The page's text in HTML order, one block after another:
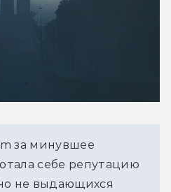
за минувшее
себе репутацию
не выдающихся